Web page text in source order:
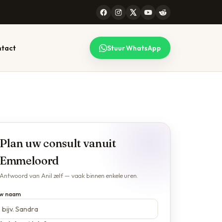
gesprek
— lees
→
werkt voor heel
Bekijk de
Stuur WhatsApp
Plan uw consult vanuit
Emmeloord
Antwoord van Anil zelf — vaak binnen enkele uren.
naam